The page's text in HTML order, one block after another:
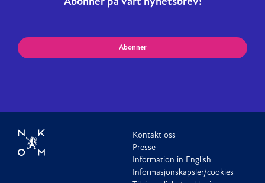
Abonner på vårt nyhetsbrev!
Abonner
Kontakt oss
Presse
Information in English
Informasjonskapsler/cookies